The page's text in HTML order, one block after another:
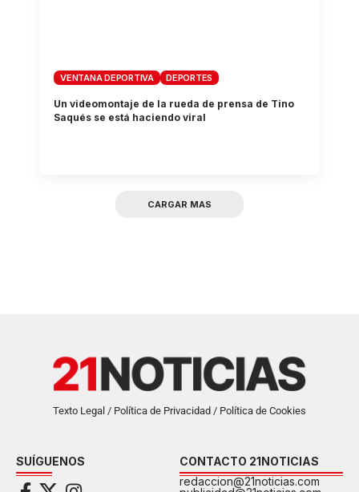
VENTANA DEPORTIVA DEPORTES
Un videomontaje de la rueda de prensa de Tino
Saqués se está haciendo viral
CARGAR MAS
Texto Legal / Política de Privacidad / Política de Cookies
SUÍGUENOS
CONTACTO 21NOTICIAS
redaccion@21noticias.com